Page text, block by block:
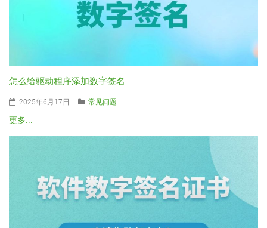
怎么给驱动程序添加数字签名
2025年6月17日 常见问题
更多...